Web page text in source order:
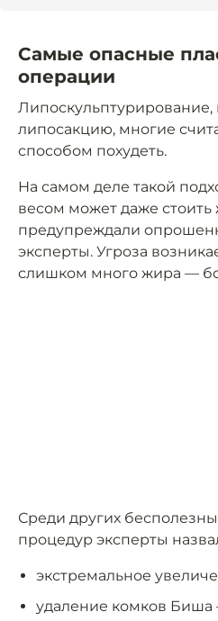
Самые опасные
операции
липосакцию, многие
способом похудеть.
На самом деле такой
весом может даже стоить
предупреждали
эксперты. Угроза
слишком много жира —
Среди других
процедур эксперты
экстремальное
удаление комков